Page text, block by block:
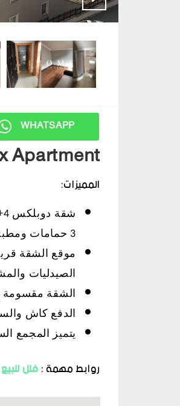
WHATSAPP
Apartment
المميزات:
شقة دوبلكس 4+2 في منطقة بيوك شكمجه بإطلاله بحرية بمساحة 260 مترمربع
3 حمامات ومطبخين
موقع الشقة
الصيدليات
الشقة مقسومة إلى
الدفع كاش والسعر
يتميز المجمع
روابط مهمة :فلل
الضرائب العقارية في تركيا